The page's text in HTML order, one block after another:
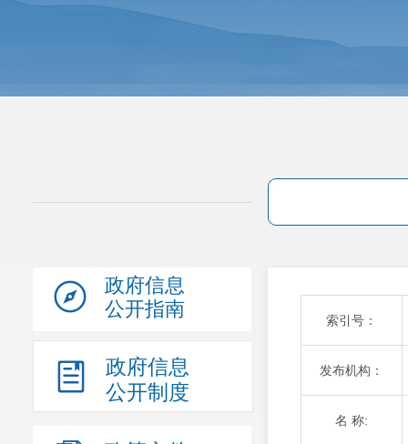
政府信息
公开指南
政府信息
公开制度
索引号：
发布机构：
名 称: